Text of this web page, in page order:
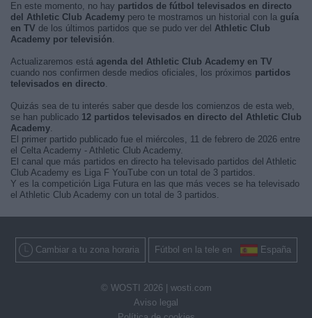
En este momento, no hay partidos de fútbol televisados en directo
del Athletic Club Academy pero te mostramos un historial con la guía
en TV de los últimos partidos que se pudo ver del Athletic Club
Academy por televisión.
Actualizaremos está agenda del Athletic Club Academy en TV
cuando nos confirmen desde medios oficiales, los próximos partidos
televisados en directo.
Quizás sea de tu interés saber que desde los comienzos de esta web,
se han publicado 12 partidos televisados en directo del Athletic Club
Academy.
El primer partido publicado fue el miércoles, 11 de febrero de 2026 entre
el Celta Academy - Athletic Club Academy.
El canal que más partidos en directo ha televisado partidos del Athletic
Club Academy es Liga F YouTube con un total de 3 partidos.
Y es la competición Liga Futura en las que más veces se ha televisado
el Athletic Club Academy con un total de 3 partidos.
Cambiar a tu zona horaria Fútbol en la tele en España
© WOSTI 2026 | wosti.com
Aviso legal